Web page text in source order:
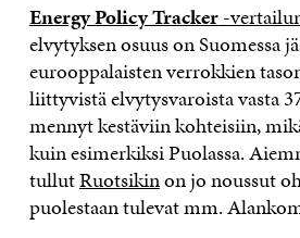
Energy Policy Tracker-
elvytyksen osuus on Suomessa
eurooppalaisten verrokkien
liittyvistä elvytysvaroista vasta
mennyt kestäviin kohteisiin,
kuin esimerkiksi Puolassa.
tullutRuotsikinon jo noussut
puolestaan tulevat mm.